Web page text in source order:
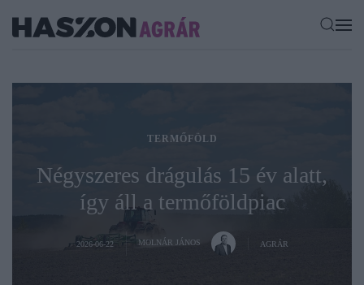
TERMŐFÖLD
Négyszeres drágulás 15 év alatt,
így áll a termőföldpiac
2026-06-22 MOLNÁR JÁNOS AGRÁR